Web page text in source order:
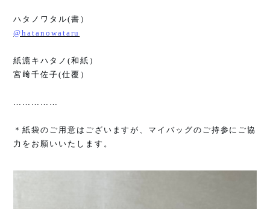
ハタノワタル(書）
@hatanowataru
紙漉キハタノ (和紙）
宮﨑千佐子(仕覆）
……………
＊紙袋のご用意はございますが、マイバッグのご持参にご協
力をお願いいたします。